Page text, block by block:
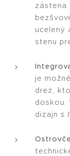
zástena
ucelený
stenu
je
drez,
doskou.
dizajn s